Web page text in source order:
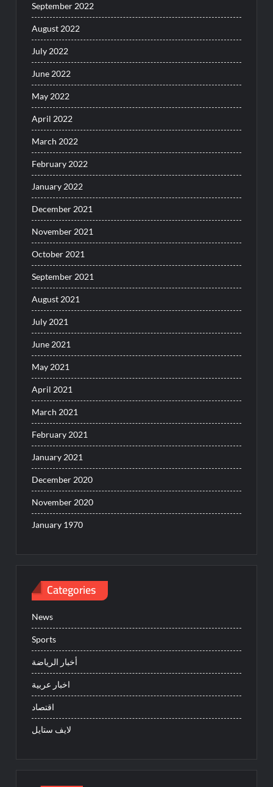
September 2022
August 2022
July 2022
June 2022
May 2022
April 2022
March 2022
February 2022
January 2022
December 2021
November 2021
October 2021
September 2021
August 2021
July 2021
June 2021
May 2021
April 2021
March 2021
February 2021
January 2021
December 2020
November 2020
January 1970
Categories
News
Sports
أخبار الرياضة
اخبار عربية
اقتصاد
لايف ستايل